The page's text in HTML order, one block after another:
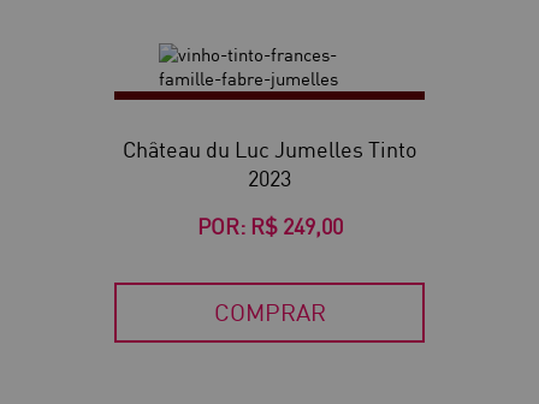
Château du Luc Jumelles Tinto
2023
POR: R$ 249,00
COMPRAR